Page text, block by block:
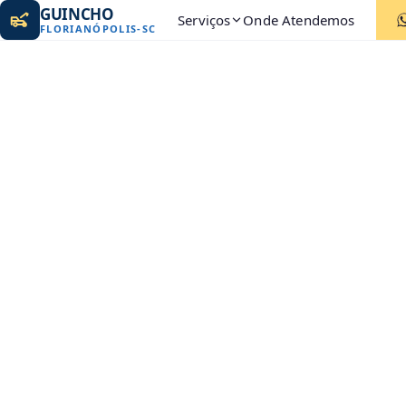
GUINCHO
FLORIANÓPOLIS-SC Serviços Onde Atendemos